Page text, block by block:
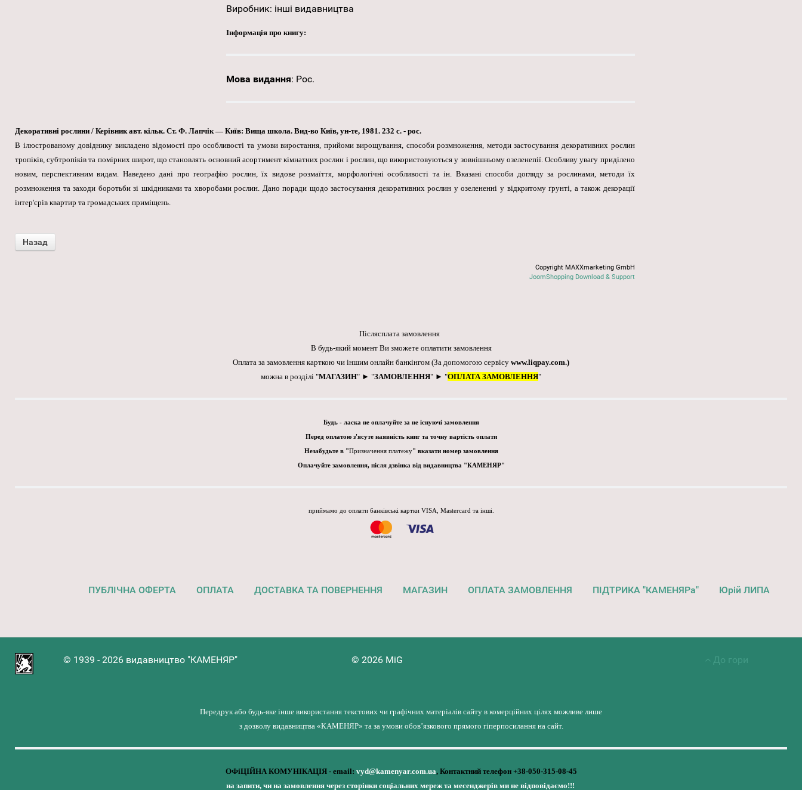
Виробник: інші видавництва
Інформація про книгу:
Мова видання: Рос.
Декоративні рослини / Керівник авт. кільк. Ст. Ф. Лапчік — Київ: Вища школа. Вид-во Київ, ун-те, 1981. 232 с. - рос.
В ілюстрованому довіднику викладено відомості про особливості та умови виростання, прийоми вирощування, способи розмноження, методи застосування декоративних рослин
тропіків, субтропіків та помірних широт, що становлять основний асортимент кімнатних рослин і рослин, що використовуються у зовнішньому озеленепії. Особливу увагу приділено
новим, перспективним видам. Наведено дані про географію рослин, їх видове розмаїття, морфологічні особливості та ін. Вказані способи догляду за рослинами, методи їх
розмноження та заходи боротьби зі шкідниками та хворобами рослин. Дано поради щодо застосування декоративних рослин у озелененні у відкритому ґрунті, а також декорації
інтер'єрів квартир та громадських приміщень.
Copyright MAXXmarketing GmbH
JoomShopping Download & Support
Післясплата замовлення
В будь-який момент Ви зможете оплатити замовлення
Оплата за замовлення карткою чи іншим онлайн банкінгом (За допомогою сервісу www.liqpay.com.)
можна в розділі "МАГАЗИН" ► "ЗАМОВЛЕННЯ" ► "ОПЛАТА ЗАМОВЛЕННЯ"
Будь - ласка не оплачуйте за не існуючі замовлення
Перед оплатою з'ясуте наявність книг та точну вартість оплати
Незабудьте в "Призначення платежу" вказати номер замовлення
Оплачуйте замовлення, після дзвінка від видавництва "КАМЕНЯР"
приймамо до оплати банківські картки VISA, Mastercard та інші.
ПУБЛІЧНА ОФЕРТА ОПЛАТА ДОСТАВКА ТА ПОВЕРНЕННЯ МАГАЗИН ОПЛАТА ЗАМОВЛЕННЯ ПІДТРИКА "КАМЕНЯРа" Юрій ЛИПА
© 1939 - 2026 видавництво "КАМЕНЯР" © 2026 MiG До гори
Передрук або будь-яке інше використання текстових чи графічних матеріалів сайту в комерційних цілях можливе лише
з дозволу видавництва «КАМЕНЯР» та за умови обов’язкового прямого гіперпосилання на сайт.
ОФіЦІЙНА КОМУНІКАЦІЯ - email: vyd@kamenyar.com.ua, Контактний телефон +38-050-315-08-45
на запити, чи на замовлення через сторінки соціальних мереж та месенджерів ми не відповідаємо!!!